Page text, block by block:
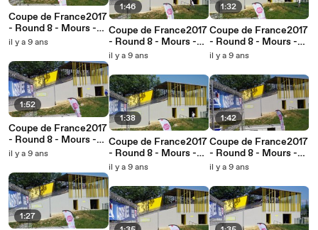
Coupe de France2017
- Round 8 - Mours -
Elite Dames
il y a 9 ans
1:52
Coupe de France2017
- Round 8 - Mours -
Minimes Filles
il y a 9 ans
1:27
1:46
Coupe de France2017
- Round 8 - Mours -
Juniors
il y a 9 ans
1:38
Coupe de France2017
- Round 8 - Mours -
Femmes 17+
il y a 9 ans
1:32
Coupe de France2017
- Round 8 - Mours -
Elite Hommes
il y a 9 ans
1:42
Coupe de France2017
- Round 8 - Mours -
Minimes
il y a 9 ans